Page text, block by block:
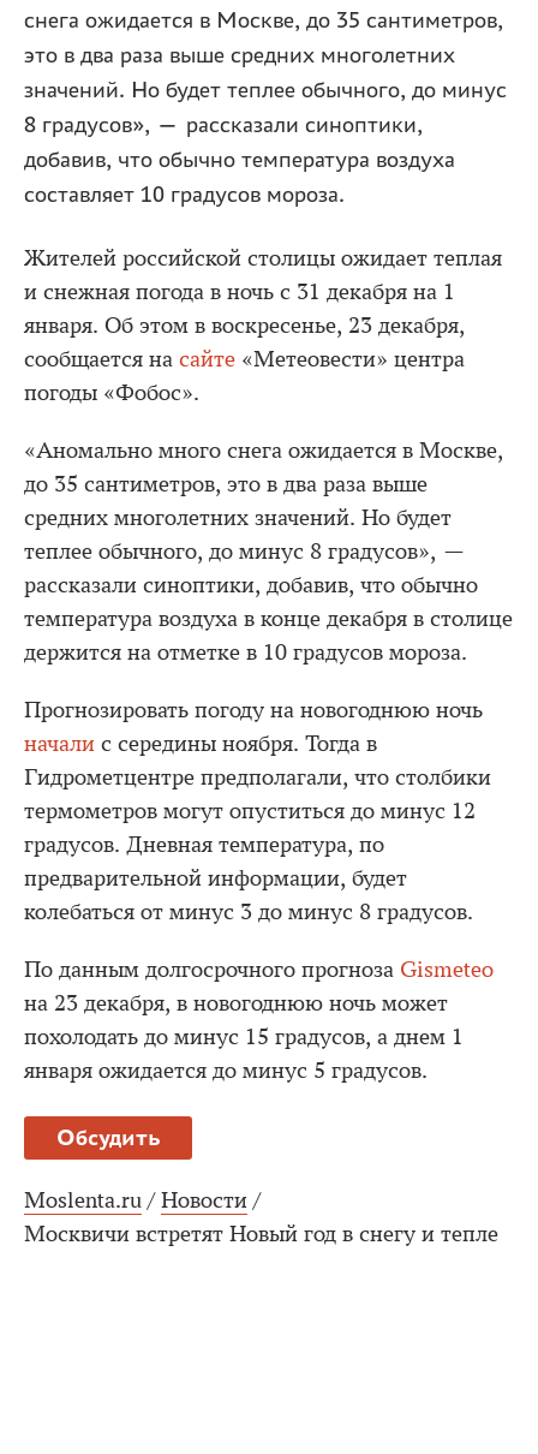
снега ожидается в Москве, до 35 сантиметров,
это в два раза выше средних многолетних
значений. Но будет теплее обычного, до минус
8 градусов», — рассказали синоптики,
добавив, что обычно температура воздуха
составляет 10 градусов мороза.
Жителей российской столицы ожидает теплая
и снежная погода в ночь с 31 декабря на 1
января. Об этом в воскресенье, 23 декабря,
сообщается на сайте «Метеовести» центра
погоды «Фобос».
«Аномально много снега ожидается в Москве,
до 35 сантиметров, это в два раза выше
средних многолетних значений. Но будет
теплее обычного, до минус 8 градусов», —
рассказали синоптики, добавив, что обычно
температура воздуха в конце декабря в столице
держится на отметке в 10 градусов мороза.
Прогнозировать погоду на новогоднюю ночь
начали с середины ноября. Тогда в
Гидрометцентре предполагали, что столбики
термометров могут опуститься до минус 12
градусов. Дневная температура, по
предварительной информации, будет
колебаться от минус 3 до минус 8 градусов.
По данным долгосрочного прогноза Gismeteo
на 23 декабря, в новогоднюю ночь может
похолодать до минус 15 градусов, а днем 1
января ожидается до минус 5 градусов.
Обсудить
Moslenta.ru / Новости /
Москвичи встретят Новый год в снегу и тепле